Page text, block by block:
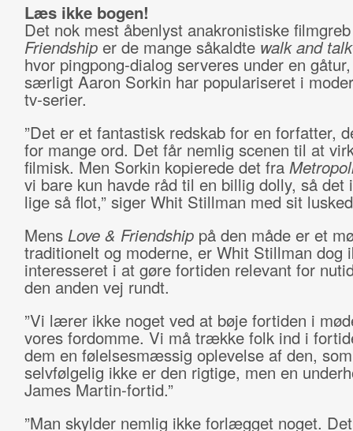
Læs ikke bogen!
Det nok mest åbenlyst anakronistiske
Friendship er de mange såkaldte walk and talk
hvor pingpong-dialog serveres under en
særligt Aaron Sorkin har populariseret i
tv-serier.
”Det er et fantastisk redskab for en forfatter,
for mange ord. Det får nemlig scenen til at
filmisk. Men Sorkin kopierede det fra
vi bare kun havde råd til en billig dolly, så det
lige så flot,” siger Whit Stillman med sit
Mens Love & Friendship på den måde er et
traditionelt og moderne, er Whit Stillman dog
interesseret i at gøre fortiden relevant for
den anden vej rundt.
”Vi lærer ikke noget ved at bøje fortiden i
vores fordomme. Vi må trække folk ind i
dem en følelsesmæssig oplevelse af den, som
selvfølgelig ikke er den rigtige, men en
James Martin-fortid.”
”Man skylder nemlig ikke forlægget noget.